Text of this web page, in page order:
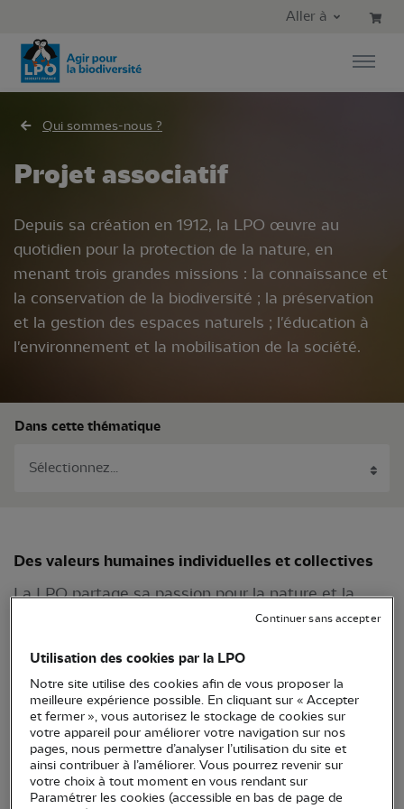
Aller au menu principal
Aller à
Qui sommes-nous ?
Projet associatif
Depuis sa création en 1912, la LPO œuvre au
quotidien pour la protection de la nature, en
menant trois grandes missions : la connaissance et
la conservation de la biodiversité ; la préservation
et la gestion des espaces naturels ; l'éducation à
l'environnement et la mobilisation de la société.
Dans cette thématique
Des valeurs humaines individuelles et collectives
La LPO partage sa passion pour la nature et la
biodiversité avec le plus grand nombre, et offre la
concrètement.
La motivation de son action pour la nature et la
biodiversité est en cohérence avec son
fonctionnement interne et avec ses relations avec
ses interlocuteurs : écoute, dialogue, entraide,
tolérance, ouverture, convivialité (plaisir d’être
Utilisation des cookies par la LPO
Notre site utilise des cookies afin de vous proposer la
meilleure expérience possible. En cliquant sur « Accepter
et fermer », vous autorisez le stockage de cookies sur
votre appareil pour améliorer votre navigation sur nos
pages, nous permettre d’analyser l’utilisation du site et
ainsi contribuer à l’améliorer. Vous pourrez revenir sur
votre choix à tout moment en vous rendant sur
Paramétrer les cookies (accessible en bas de page de
Continuer sans accepter